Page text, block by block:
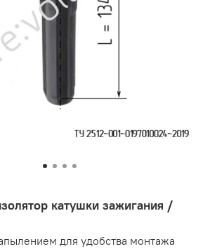
катушки зажигания /
для удобства монтажа